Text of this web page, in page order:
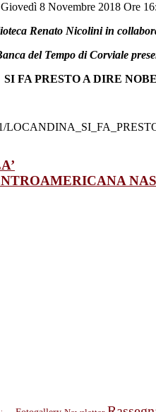
Giovedì 8 Novembre 2018 Ore
Renato Nicolini in
del Tempo di Corviale
SI FA PRESTO A DIRE